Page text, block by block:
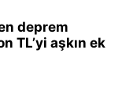
deprem
TL’yi aşkın ek